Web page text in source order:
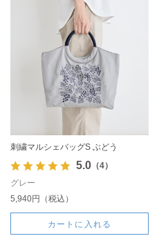
刺繍マルシェバッグS ぶどう
5.0（4）
グレー
5,940円（税込）
カートに入れる